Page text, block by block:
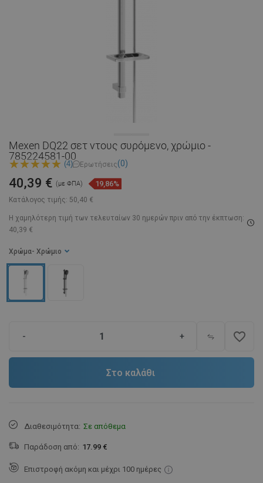
Mexen DQ22 σετ ντους συρόμενο, χρώμιο -
785224581-00
(4) Ερωτήσεις(0)
Κατάλογος τιμής: 50,40 €
40,39 € (με ΦΠΑ) 19,86%
Η χαμηλότερη τιμή των τελευταίων 30 ημερών πριν από την έκπτωση:
40,39 €
Χρώμα - Χρώμιο
- + favorite_border
Στο καλάθι
Διαθεσιμότητα: Σε απόθεμα
Παράδοση από: 17.99 €
Επιστροφή ακόμη και μέχρι 100 ημέρες